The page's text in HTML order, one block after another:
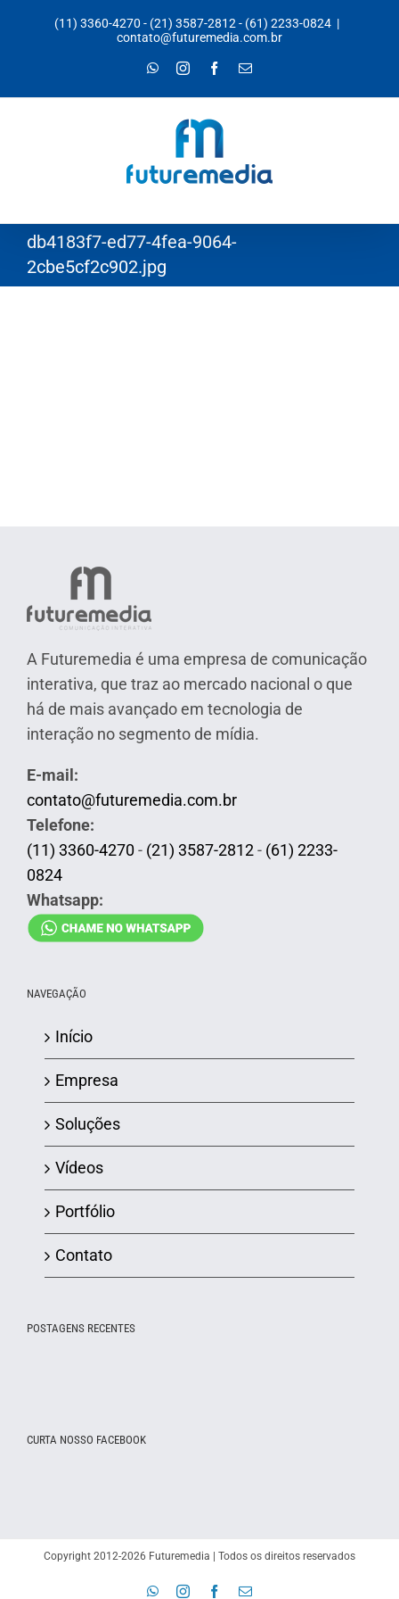
(11) 3360-4270 - (21) 3587-2812- (61) 2233-0824 |
contato@futuremedia.com.br
WhatsAppInstagramFacebook
E-
db4183f7-ed77-4fea-9064-
2cbe5cf2c902.jpg
A Futuremedia é uma empresa de comunicação
interativa, que traz ao mercado nacional o que
há de mais avançado em tecnologia de
interação no segmento de mídia.
E-mail:
contato@futuremedia.com.br
Telefone:
(11) 3360-4270 - (21) 3587-2812- (61) 2233-
0824
Whatsapp:
NAVEGAÇÃO
Início
Empresa
Soluções
Vídeos
Portfólio
Contato
POSTAGENS RECENTES
CURTA NOSSO FACEBOOK
Copyright 2012-2026 Futuremedia | Todos os direitos reservados
WhatsAppInstagramFacebook
E-